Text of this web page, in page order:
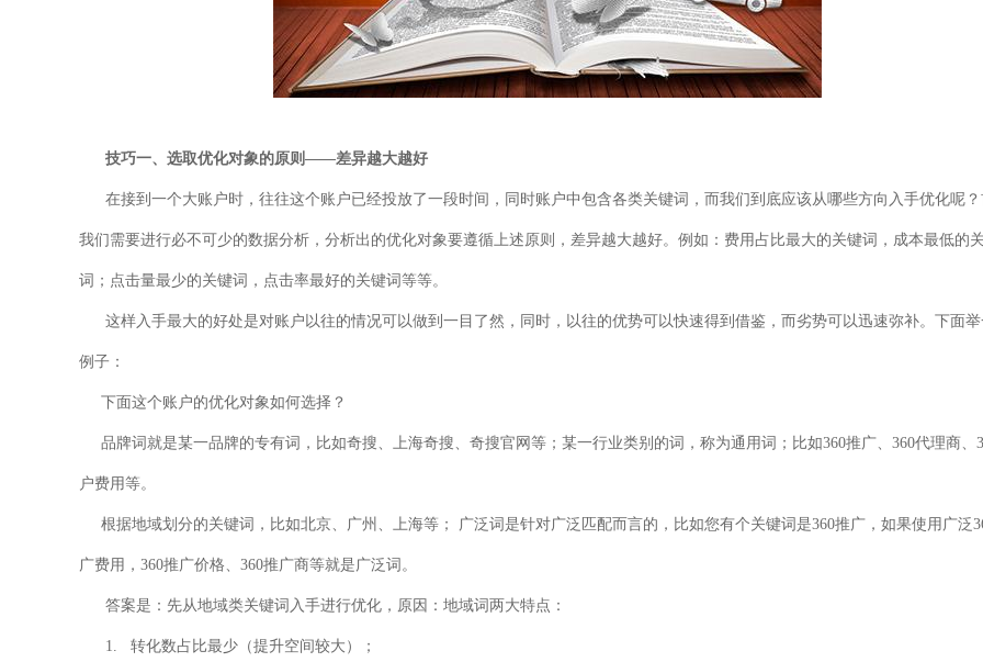
技巧一、选取优化对象的原则——差异越大越好
在接到一个大账户时，往往这个账户已经投放了一段时间，同时账户中包含各类关键词，而我们到底应该从哪些方向入手优化呢
我们需要进行必不可少的数据分析，分析出的优化对象要遵循上述原则，差异越大越好。例如：费用占比最大的关键词，成本最低的
词；点击量最少的关键词，点击率最好的关键词等等。
这样入手最大的好处是对账户以往的情况可以做到一目了然，同时，以往的优势可以快速得到借鉴，而劣势可以迅速弥补。下面举
例子：
下面这个账户的优化对象如何选择？
品牌词就是某一品牌的专有词，比如奇搜、上海奇搜、奇搜官网等； 某一行业类别的词，称为通用词；比如360推广、360代理商、
户费用等。
根据地域划分的关键词，比如北京、广州、上海等； 广泛词是针对广泛匹配而言的，比如您有个关键词是360推广，如果使用广泛
广费用，360推广价格、360推广商等就是广泛词。
答案是：先从地域类关键词入手进行优化，原因：地域词两大特点：
1. 转化数占比最少（提升空间较大）；